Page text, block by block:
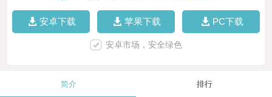
安卓下载 苹果下载 PC下载
安卓市场，安全绿色
简介 排行